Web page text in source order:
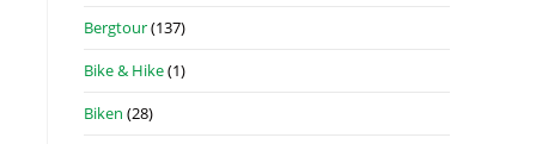
Bergtour(137)
Bike & Hike(1)
Biken (28)